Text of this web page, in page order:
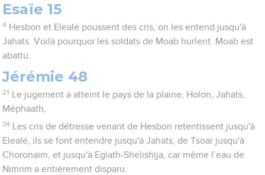
Esaïe 15
4 Hesbon et Elealé poussent des cris, on les entend jusqu'à
Jahats. Voilà pourquoi les soldats de Moab hurlent. Moab est
abattu.
Jérémie 48
21
Le jugement a atteint le pays de la plaine, Holon, Jahats,
Méphaath,
34
Les cris de détresse venant de Hesbon retentissent jusqu'à
Elealé, ils se font entendre jusqu'à Jahats, de Tsoar jusqu'à
Choronaïm, et jusqu'à Eglath-Shelishija, car même l’eau de
Nimrim a entièrement disparu.